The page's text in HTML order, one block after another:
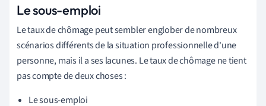
Le sous-emploi
Le taux de chômage peut sembler englober de nombreux
scénarios différents de la situation professionnelle d'une
personne, mais il a ses lacunes. Le taux de chômage ne tient
pas compte de deux choses :
Le sous-emploi